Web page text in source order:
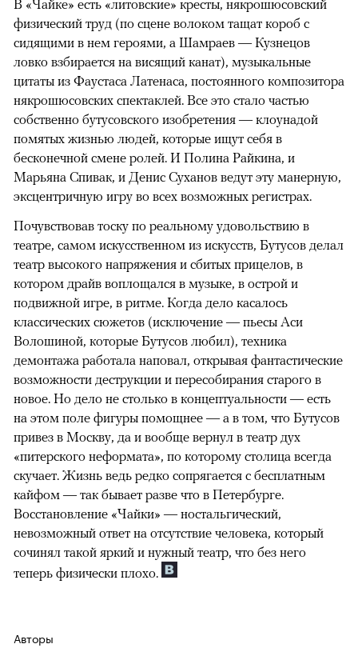
В «Чайке» есть «литовские» кресты, някрошюсовский
физический труд (по сцене волоком тащат короб с
сидящими в нем героями, а Шамраев — Кузнецов
ловко взбирается на висящий канат), музыкальные
цитаты из Фаустаса Латенаса, постоянного композитора
някрошюсовских спектаклей. Все это стало частью
собственно бутусовского изобретения — клоунадой
помятых жизнью людей, которые ищут себя в
бесконечной смене ролей. И Полина Райкина, и
Марьяна Спивак, и Денис Суханов ведут эту манерную,
эксцентричную игру во всех возможных регистрах.
Почувствовав тоску по реальному удовольствию в
театре, самом искусственном из искусств, Бутусов делал
театр высокого напряжения и сбитых прицелов, в
котором драйв воплощался в музыке, в острой и
подвижной игре, в ритме. Когда дело касалось
классических сюжетов (исключение — пьесы Аси
Волошиной, которые Бутусов любил), техника
демонтажа работала наповал, открывая фантастические
возможности деструкции и пересобирания старого в
новое. Но дело не столько в концептуальности — есть
на этом поле фигуры помощнее — а в том, что Бутусов
привез в Москву, да и вообще вернул в театр дух
«питерского неформата», по которому столица всегда
скучает. Жизнь ведь редко сопрягается с бесплатным
кайфом — так бывает разве что в Петербурге.
Восстановление «Чайки» — ностальгический,
невозможный ответ на отсутствие человека, который
сочинял такой яркий и нужный театр, что без него
теперь физически плохо.
Авторы